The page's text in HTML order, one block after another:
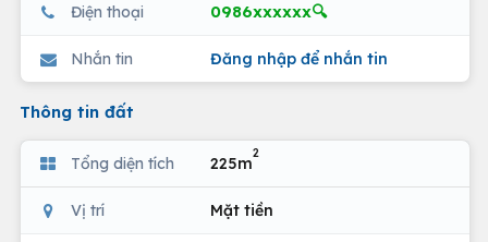
Điện thoại 0986xxxxxx🔍
Nhắn tin Đăng nhập để nhắn tin
Thông tin đất
Tổng diện tích 225m
2
Vị trí Mặt tiền